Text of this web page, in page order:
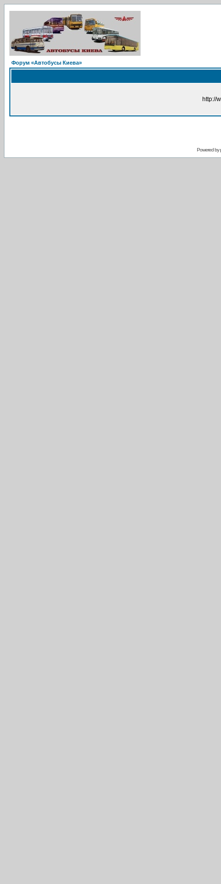
Форум «Автобусы Киева»
http://
Powered by